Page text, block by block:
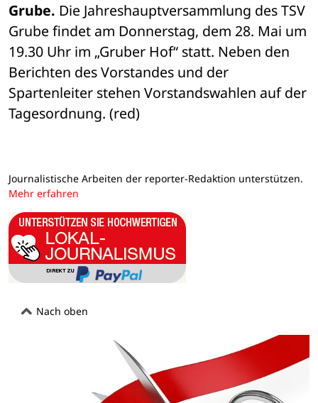
Grube. Die Jahreshauptversammlung des TSV
Grube findet am Donnerstag, dem 28. Mai um
19.30 Uhr im „Gruber Hof“ statt. Neben den
Berichten des Vorstandes und der
Spartenleiter stehen Vorstandswahlen auf der
Tagesordnung. (red)
Journalistische Arbeiten der reporter-Redaktion unterstützen.
Mehr erfahren
Nach oben